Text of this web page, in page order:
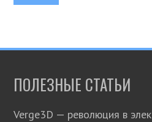
ПОЛЕЗНЫЕ СТАТЬИ
Verge3D — революция в